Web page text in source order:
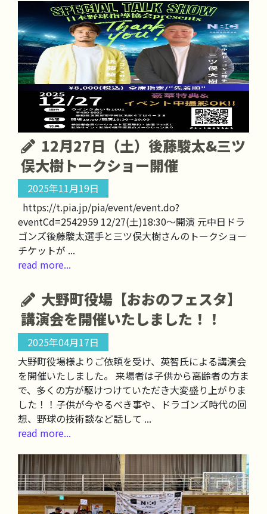
12月27日（土）後藤駿太&三ツ
俣大樹トークショー開催
2025年11月19日
https://t.pia.jp/pia/event/event.do?
eventCd=2542959 12/27(土)18:30〜開演 元中日ドラ
ゴンズ後藤駿太選手と三ツ俣大樹さんのトークショー
チケットが ...
read more...
大野町役場【おおのフェスタ】
講演会を開催いたしました！！
2025年04月17日
大野町役場様よりご依頼を受け、英智氏による講演会
を開催いたしました。 来場者は子供から高齢者の方ま
で、多くの方が駆けつけていただき大変盛り上がりま
した！！子供が今やるべき事や、ドラゴンズ時代の回
想、野球の技術談など話して ...
read more...